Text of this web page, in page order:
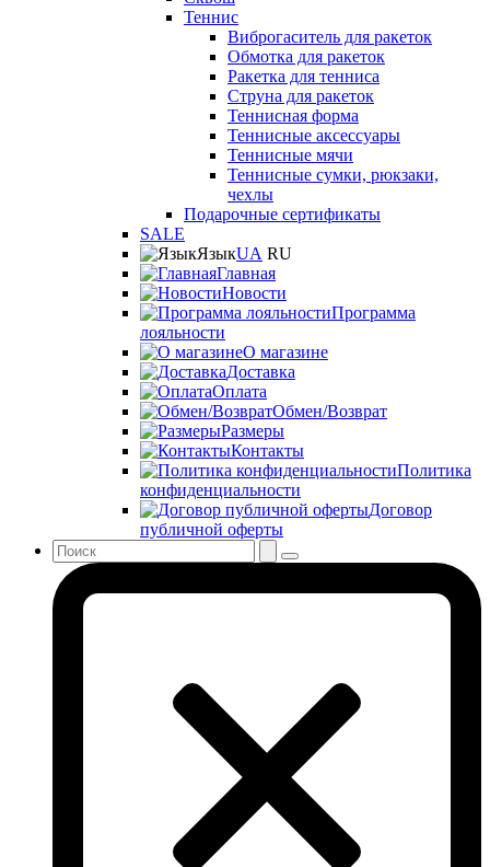
Теннис
Виброгаситель для ракеток
Обмотка для ракеток
Ракетка для тенниса
Струна для ракеток
Теннисная форма
Теннисные аксессуары
Теннисные мячи
Теннисные сумки, рюкзаки,
чехлы
Подарочные сертификаты
SALE
ЯзыкUA RU
Главная
Новости
Программа
лояльности
О магазине
Доставка
Оплата
Обмен/Возврат
Размеры
Контакты
Политика
конфиденциальности
Договор
публичной оферты